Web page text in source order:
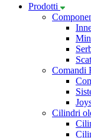
Prodotti
Comandi
Cilindri